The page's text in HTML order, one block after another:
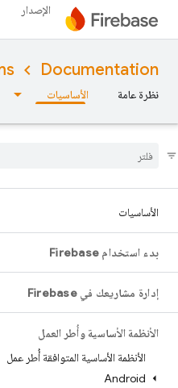
الإصدار
Documentation
نظرة عامة الأساسيات
الأساسيات
بدء استخدام Firebase
إدارة مشاريعك في Firebase
الأنظمة الأساسية وأُطر العمل
الأنظمة الأساسية المتوافقة أُطر عمل
Android